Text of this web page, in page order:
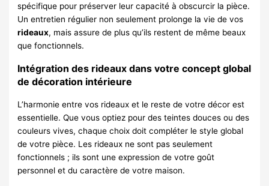
spécifique pour préserver leur capacité à obscurcir la pièce.
Un entretien régulier non seulement prolonge la vie de vos
rideaux, mais assure de plus qu’ils restent de même beaux
que fonctionnels.
Intégration des rideaux dans votre concept global
de décoration intérieure
L’harmonie entre vos rideaux et le reste de votre décor est
essentielle. Que vous optiez pour des teintes douces ou des
couleurs vives, chaque choix doit compléter le style global
de votre pièce. Les rideaux ne sont pas seulement
fonctionnels ; ils sont une expression de votre goût
personnel et du caractère de votre maison.